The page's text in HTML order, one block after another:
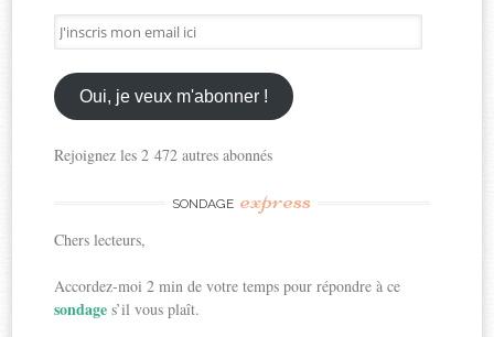
J'inscris
mon
email
ici
Oui, je veux m'abonner !
Rejoignez les 2 472 autres abonnés
SONDAGE express
Chers lecteurs,
Accordez-moi 2 min de votre temps pour répondre à ce
sondages’il vous plaît.